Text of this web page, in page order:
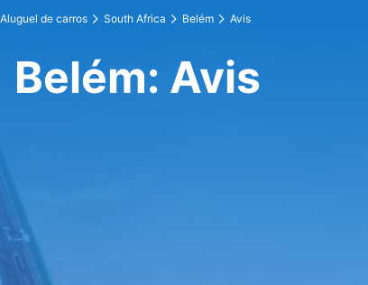
Aluguel de carros South Africa Belém Avis
Belém: Avis